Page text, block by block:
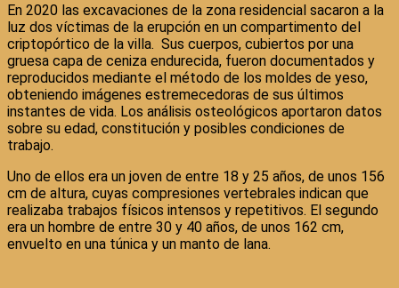
En 2020 las excavaciones de la zona residencial sacaron a la
luz dos víctimas de la erupción en un compartimento del
criptopórtico de la villa. Sus cuerpos, cubiertos por una
gruesa capa de ceniza endurecida, fueron documentados y
reproducidos mediante el método de los moldes de yeso,
obteniendo imágenes estremecedoras de sus últimos
instantes de vida. Los análisis osteológicos aportaron datos
sobre su edad, constitución y posibles condiciones de
trabajo.
Uno de ellos era un joven de entre 18 y 25 años, de unos 156
cm de altura, cuyas compresiones vertebrales indican que
realizaba trabajos físicos intensos y repetitivos. El segundo
era un hombre de entre 30 y 40 años, de unos 162 cm,
envuelto en una túnica y un manto de lana.